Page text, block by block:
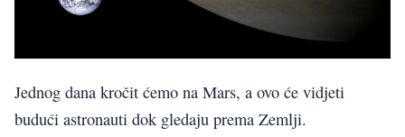
Jednog dana kročit ćemo na Mars, a ovo će vidjeti
budući astronauti dok gledaju prema Zemlji.